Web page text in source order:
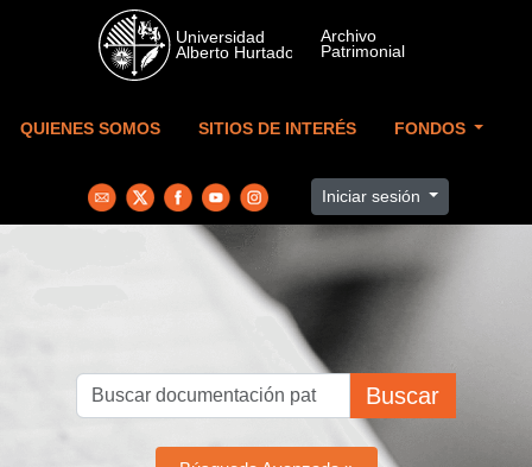
Skip to main content
QUIENES SOMOS SITIOS DE INTERÉS FONDOS
Iniciar sesión
Buscar